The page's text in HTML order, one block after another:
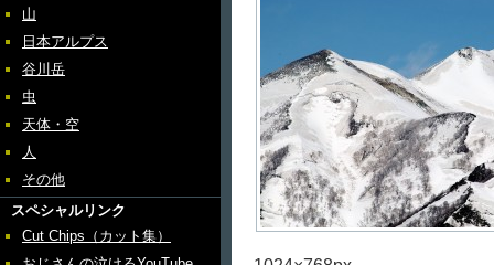
山
日本アルプス
谷川岳
虫
天体・空
人
その他
スペシャルリンク
Cut Chips（カット集）